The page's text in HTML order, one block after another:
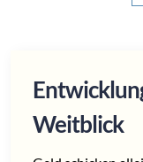
Weitblick